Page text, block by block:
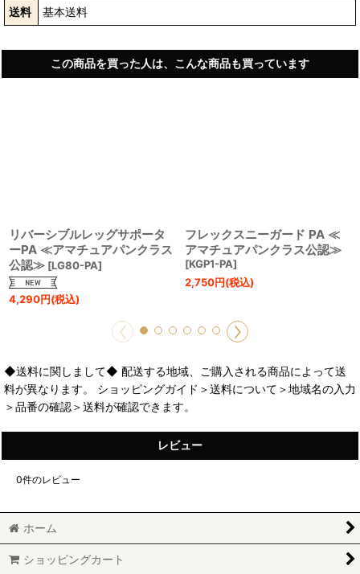
送料
基本送料
この商品を買った人は、こんな商品も買っています
リバーシブルレッグサポータ
ーPA ≪アマチュアパンクラス
公認≫ [LG80-PA]
4,290円(税込)
フレックスニーガード PA ≪
アマチュアパンクラス公認≫
[KGP1-PA]
2,750円(税込)
◆送料に関しまして◆ 配送する地域、ご購入される商品によって送
料が異なります。 ショッピングガイド＞送料について＞地域名の入力
＞品番の確認＞送料が確認できます。
レビュー
0件のレビュー
ホーム
ショッピングカート